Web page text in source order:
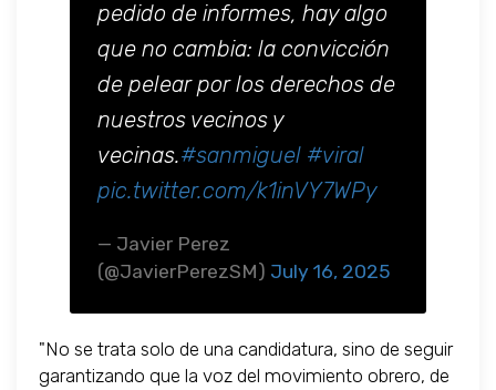
pedido de informes, hay algo
que no cambia: la convicción
de pelear por los derechos de
nuestros vecinos y
vecinas.#sanmiguel #viral
pic.twitter.com/k1inVY7WPy
— Javier Perez
(@JavierPerezSM) July 16, 2025
"No se trata solo de una candidatura, sino de seguir
garantizando que la voz del movimiento obrero, de